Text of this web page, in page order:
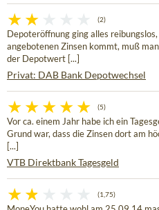
(2)
Depoteröffnung ging alles
angebotenen Zinsen kommt, muß
der Depotwert [...]
Privat: DAB Bank Depotwechsel
(5)
Vor ca. einem Jahr habe ich ein
Grund war, dass die Zinsen dort am
[...]
VTB Direktbank Tagesgeld
(1,75)